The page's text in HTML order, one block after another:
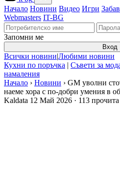
Начало Новини Видео Игри
Webmasters IT-BG
Запомни ме
Вход
Всички новини|Любими новини
Кухни по поръчка | Съвети за
намаления
Начало › Новини › GM уволни
наеме хора с по-добри умения в
Kaldata 12 Май 2026 · 113 прочита